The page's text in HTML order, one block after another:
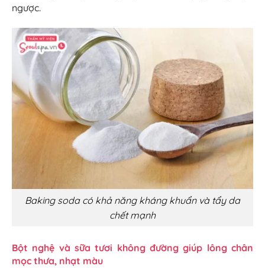
ngược.
Baking soda có khả năng kháng khuẩn và tẩy da
chết mạnh
Bột nghệ và sữa tươi không đường giúp lông chân
mọc thưa, nhạt màu